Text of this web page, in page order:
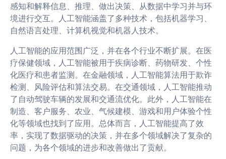
感知和解释信息、推理、做出决策、从数据中学习并与环
境进行交互。人工智能涵盖了多种技术，包括机器学习、
自然语言处理、计算机视觉和机器人技术。
人工智能的应用范围广泛，并在各个行业不断扩展。在医
疗保健领域，人工智能被用于疾病诊断、药物研发、个性
化医疗和患者监测。在金融领域，人工智能算法用于欺诈
检测、风险评估和算法交易。在交通领域，人工智能推动
了自动驾驶车辆的发展和交通流优化。此外，人工智能在
制造、客户服务、农业、气候建模、游戏和用户体验个性
化等领域也找到了应用。总体而言，人工智能提高了效
率，实现了数据驱动的决策，并在多个领域解决了复杂的
问题，为各个领域的进步和改善做出了贡献。